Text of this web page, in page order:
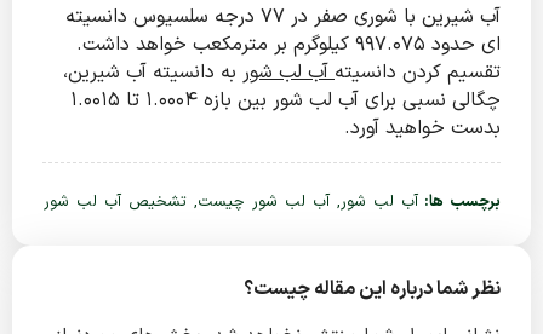
آب شیرین با شوری صفر در 77 درجه سلسیوس دانسیته
ای حدود 997.075 کیلوگرم بر مترمکعب خواهد داشت.
تقسیم کردن دانسیتهآب لب شور به دانسیته آب شیرین،
چگالی نسبی برای آب لب شور بین بازه 1.0004 تا 1.0015
بدست خواهید آورد.
برچسب ها: آب لب شور, آب لب شور چیست, تشخیص آب لب شور
نظر شما درباره این مقاله چیست؟